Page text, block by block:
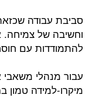
סביבת עבודה
וחשיבה של צמיחה.
להתמודדות עם
עבור מנהלי
מיקרו-למידה טמון